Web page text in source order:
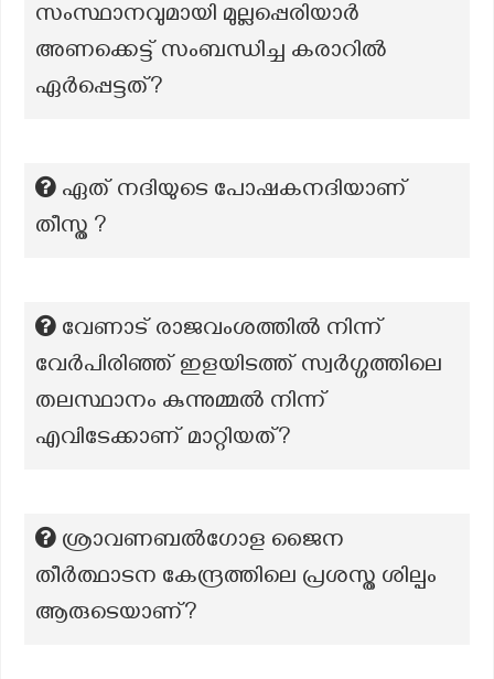
സംസ്ഥാനവുമായി മുല്ലപ്പെരിയാർ
അണക്കെട്ട് സംബന്ധിച്ച കരാറിൽ
ഏർപ്പെട്ടത്?
ഏത് നദിയുടെ പോഷകനദിയാണ്
തീസ്ത ?
വേണാട് രാജവംശത്തിൽ നിന്ന്
വേർപിരിഞ്ഞ് ഇളയിടത്ത് സ്വർഗ്ഗത്തിലെ
തലസ്ഥാനം കുന്നുമ്മൽ നിന്ന്
എവിടേക്കാണ് മാറ്റിയത്?
ശ്രാവണബൽഗോള ജൈന
തീർത്ഥാടന കേന്ദ്രത്തിലെ പ്രശസ്ത ശില്പം
ആരുടെയാണ്?